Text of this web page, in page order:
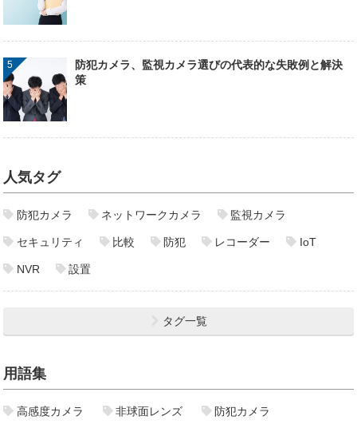
防犯カメラ、監視カメラ選びの代表的な失敗例と解決
策
人気タグ
防犯カメラ ネットワークカメラ 監視カメラ
セキュリティ 比較 防犯 レコーダー IoT
NVR 設置
タグ一覧
用語集
高感度カメラ 非球面レンズ 防犯カメラ